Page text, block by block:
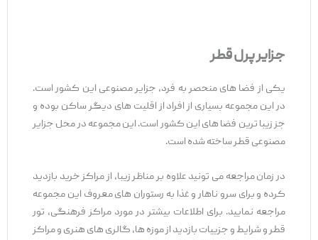
جزایر پرل قطر
یکی از فضا های منحصر به فرد، جزایر مصنوعی این کشور است.
در این مجموعه بسیاری از افراد از اقلیت های دیگر ساکن بوده و
جز زیبا ترین فضا های این کشور است. این مجموعه در محل جزایر
مصنوعی قطر ساخته شده است.
در زمان مراجعه می تونید علاوه بر مناظر زیبا، از مراکز خرید بازدید
کرده و برای سرو ناهار و غذا به رستوران های معروف این مجموعه
مراجعه نمایید. برای اطلاعات بیشتر در مورد مراکز فرهنگی، تور
قطر و شرایط و جزییات بازدید از موزه ها، گالری های هنری و مراکز